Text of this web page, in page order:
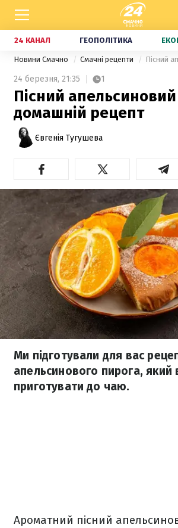
24 КАНАЛ ГЕОПОЛІТИКА
Новини Смачно Смачні рецепти
24 березня, 21:35 1
Пісний апельсиновий
домашній рецепт
Євгенія Тугушева
Ми підготували для вас
апельсинового пирога,
приготувати до чаю.
Ароматний пісний